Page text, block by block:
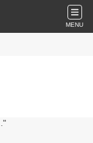
MENU